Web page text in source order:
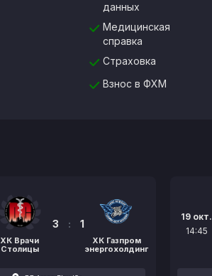
данных
Медицинская
справка
Страховка
Взнос в ФХМ
ХК Врачи
Столицы
3 : 1
ХК Газпром
энергохолдинг
19 окт.
14:45